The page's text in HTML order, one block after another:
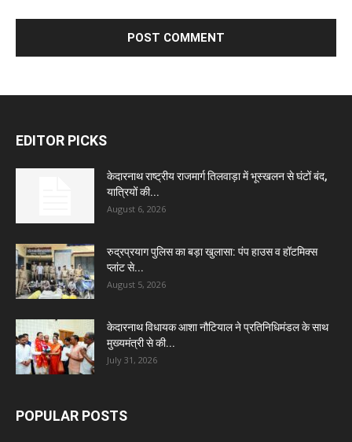
EDITOR PICKS
केदारनाथ राष्ट्रीय राजमार्ग तिलवाड़ा में भूस्खलन से घंटों बंद,
यात्रियों की...
August 6, 2026
रुद्रप्रयाग पुलिस का बड़ा खुलासा: पंप हाउस व हॉटमिक्स
प्लांट से...
August 5, 2026
केदारनाथ विधायक आशा नौटियाल ने प्रतिनिधिमंडल के साथ
मुख्यमंत्री से की...
July 31, 2026
POPULAR POSTS